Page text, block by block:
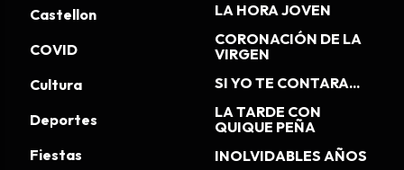
Castellon
COVID
Cultura
Deportes
Fiestas
LA HORA JOVEN
CORONACIÓN DE LA
VIRGEN
SI YO TE CONTARA...
LA TARDE CON
QUIQUE PEÑA
INOLVIDABLES AÑOS